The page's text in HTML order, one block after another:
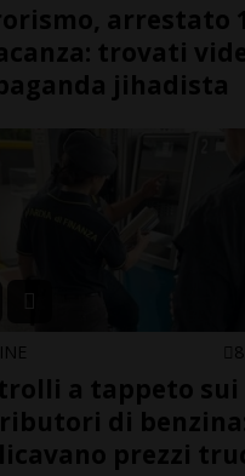
arrestato
trovati
jihadista
a tappeto sui
di
prezzi